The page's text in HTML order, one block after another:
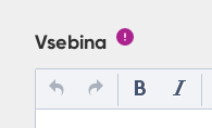
Vsebina